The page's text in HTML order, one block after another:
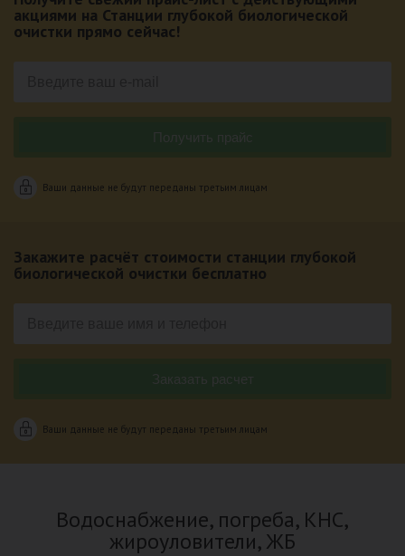
акциями на Станции глубокой биологической
очистки прямо сейчас!
Ваши данные не будут переданы третьим лицам
Закажите расчёт стоимости станции глубокой
биологической очистки бесплатно
Ваши данные не будут переданы третьим лицам
Водоснабжение, погреба, КНС,
жироуловители, ЖБ